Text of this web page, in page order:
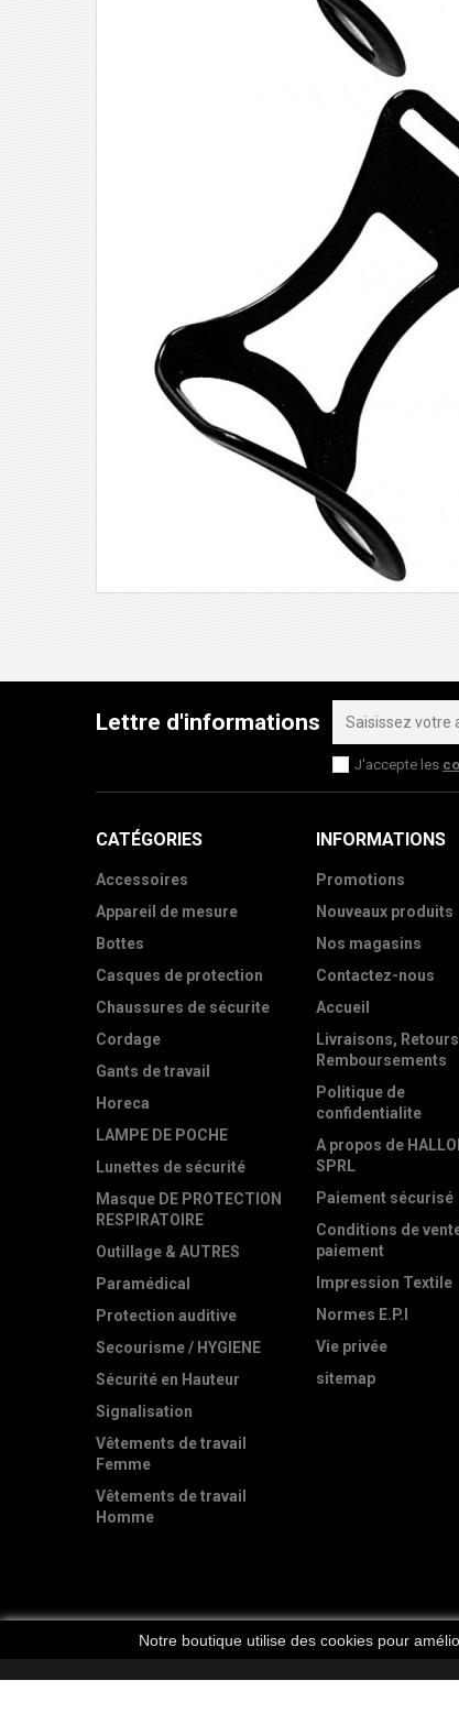
Lettre d'informations
J'accepte les
CATÉGORIES
Accessoires
Appareil de mesure
Bottes
Casques de protection
Chaussures de sécurite
Cordage
Gants de travail
Horeca
LAMPE DE POCHE
Lunettes de sécurité
Masque DE PROTECTION
RESPIRATOIRE
Outillage & AUTRES
Paramédical
Protection auditive
Secourisme / HYGIENE
Sécurité en Hauteur
Signalisation
Vêtements de travail
Femme
Vêtements de travail
Homme
INFORMATIONS
Promotions
Nouveaux produits
Nos magasins
Contactez-nous
Accueil
Livraisons,
Remboursements
Politique de
confidentialite
A propos de
SPRL
Paiement sécurisé
Conditions de
paiement
Impression Textile
Normes E.P.I
Vie privée
sitemap
Notre boutique utilise des cookies pour